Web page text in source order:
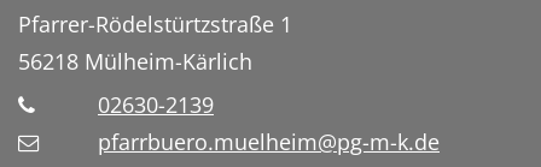
Pfarrer-Rödelstürtzstraße 1
56218 Mülheim-Kärlich
02630-2139
pfarrbuero.muelheim@pg-m-k.de